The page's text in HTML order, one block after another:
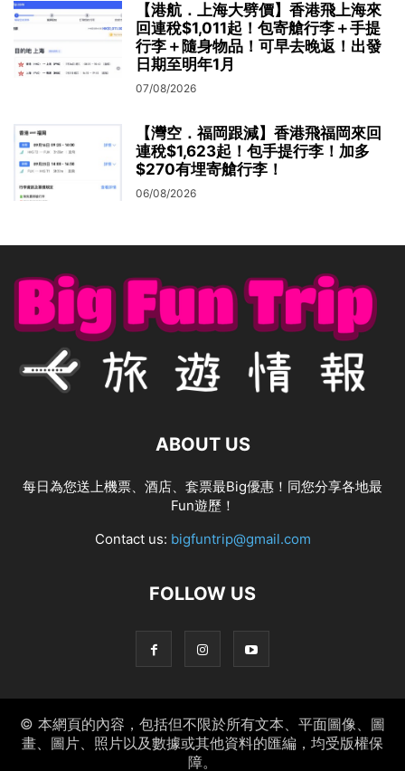
【港航．上海大劈價】香港飛上海來
回連稅$1,011起！包寄艙行李＋手提
行李＋隨身物品！可早去晚返！出發
日期至明年1月
07/08/2026
【灣空．福岡跟減】香港飛福岡來回
連稅$1,623起！包手提行李！加多
$270有埋寄艙行李！
06/08/2026
ABOUT US
每日為您送上機票、酒店、套票最Big優惠！同您分享各地最
Fun遊歷！
Contact us: bigfuntrip@gmail.com
FOLLOW US
© 本網頁的內容，包括但不限於所有文本、平面圖像、圖
畫、圖片、照片以及數據或其他資料的匯編，均受版權保
障。